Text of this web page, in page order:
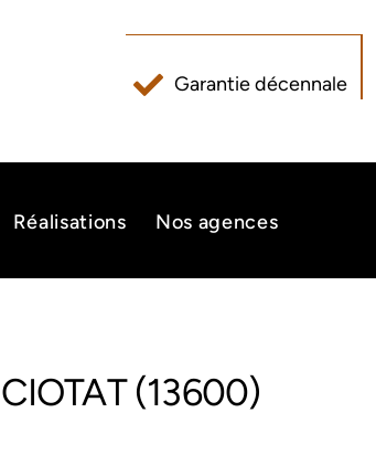
Garantie décennale
Réalisations Nos agences
(13600)